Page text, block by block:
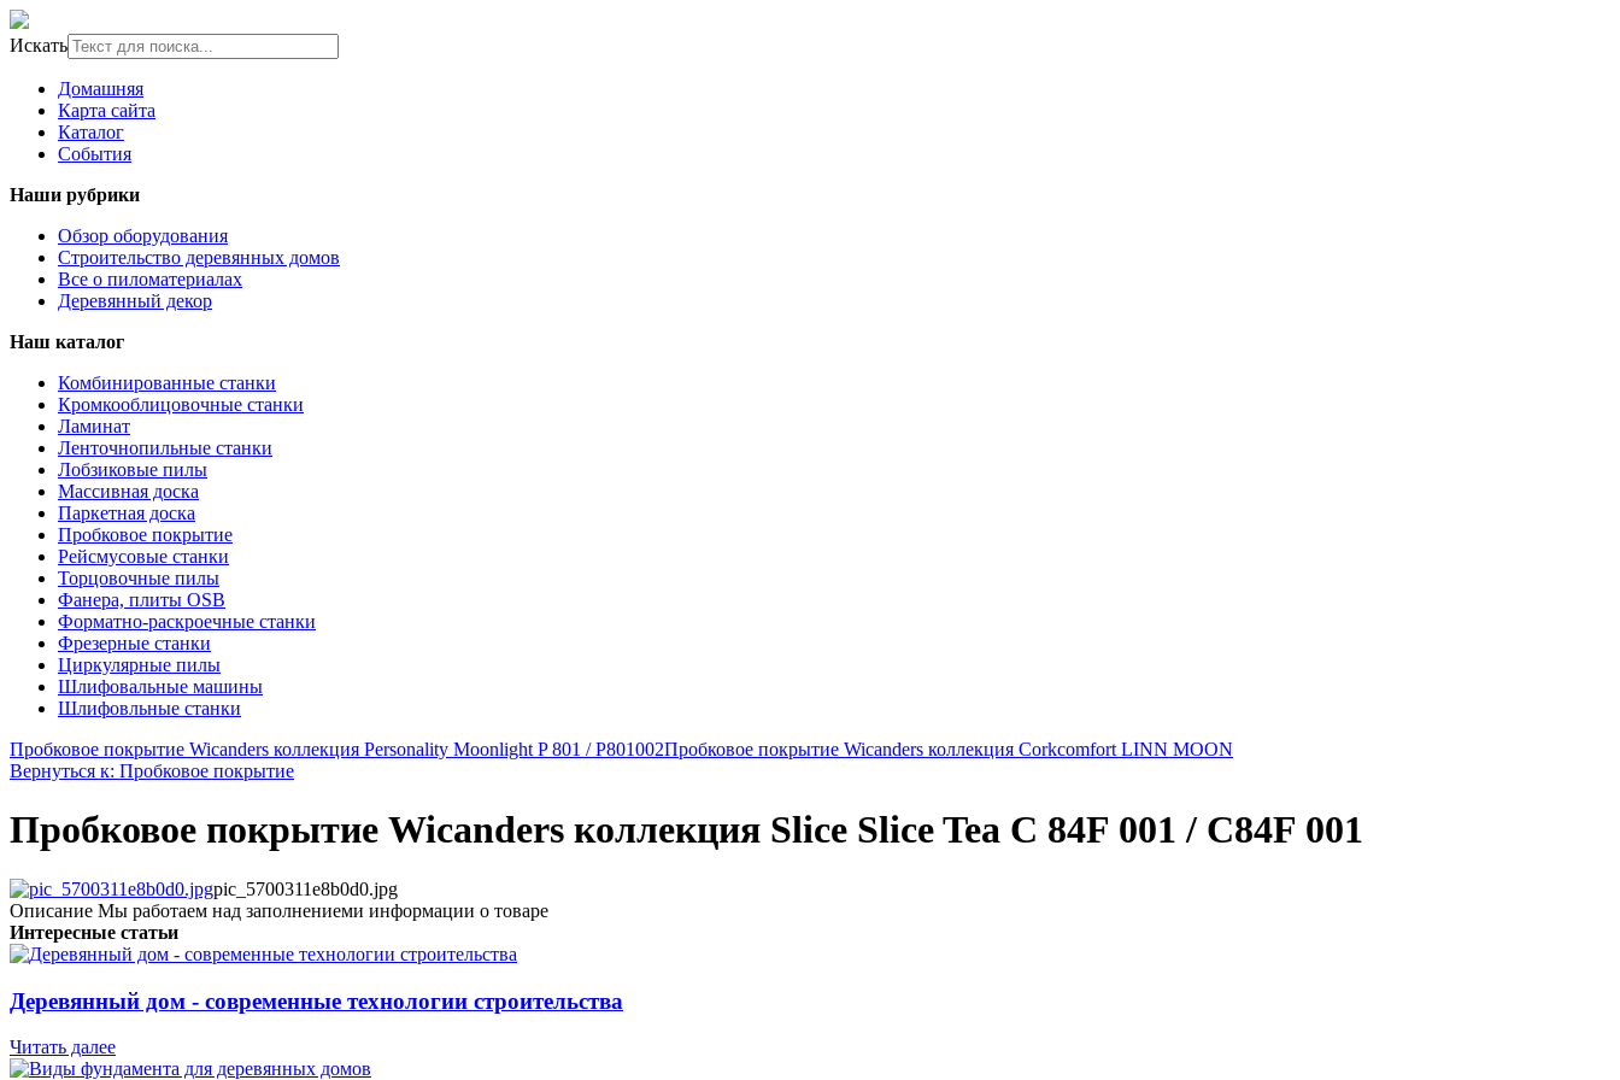
Искать
Домашняя
Карта сайта
Каталог
События
Наши рубрики
Обзор оборудования
Строительство деревянных домов
Все о пиломатериалах
Деревянный декор
Наш каталог
Комбинированные станки
Кромкооблицовочные станки
Ламинат
Ленточнопильные станки
Лобзиковые пилы
Массивная доска
Паркетная доска
Пробковое покрытие
Рейсмусовые станки
Торцовочные пилы
Фанера, плиты OSB
Форматно-раскроечные станки
Фрезерные станки
Циркулярные пилы
Шлифовальные машины
Шлифовльные станки
Пробковое покрытие Wicanders коллекция Personality Moonlight P 801 / P801002Пробковое покрытие Wicanders коллекция Corkcomfort LINN MOON
Вернуться к: Пробковое покрытие
Пробковое покрытие Wicanders коллекция Slice Slice Tea C 84F 001 / C84F 001
pic_5700311e8b0d0.jpg
Описание Мы работаем над заполнениеми информации о товаре
Интересные статьи
Деревянный дом - современные технологии строительства
Читать далее